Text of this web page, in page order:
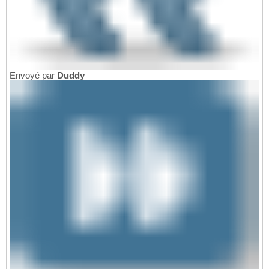
Envoyé par Duddy